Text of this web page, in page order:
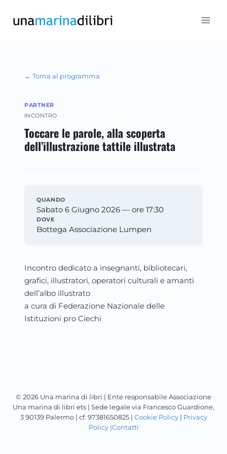
← Torna al programma
PARTNER
INCONTRO
Toccare le parole, alla scoperta
dell’illustrazione tattile illustrata
QUANDO
Sabato 6 Giugno 2026 — ore 17:30
DOVE
Bottega Associazione Lumpen
Incontro dedicato a insegnanti, bibliotecari,
grafici, illustratori, operatori culturali e amanti
dell’albo illustrato
a cura di Federazione Nazionale delle
Istituzioni pro Ciechi
© 2026 Una marina di libri | Ente responsabile Associazione
Una marina di libri ets | Sede legale via Francesco Guardione,
3 90139 Palermo | cf. 97381650825 | Cookie Policy| Privacy
Policy |Contatti